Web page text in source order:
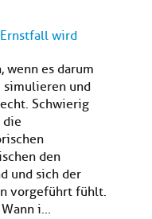
wird
wenn es darum
simulieren und
Schwierig
die
den
und sich der
vorgeführt fühlt.
i...